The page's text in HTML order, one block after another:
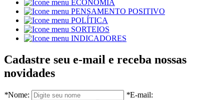
ECONOMIA
PENSAMENTO POSITIVO
POLÍTICA
SORTEIOS
INDICADORES
Cadastre seu e-mail e receba nossas
novidades
*Nome: *E-mail: